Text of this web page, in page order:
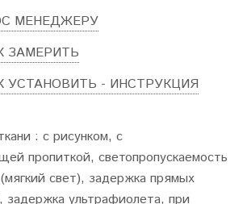
МЕНЕДЖЕРУ
ЗАМЕРИТЬ
УСТАНОВИТЬ - ИНСТРУКЦИЯ
: с рисунком, с
пропиткой, светопропускаемость
свет), задержка прямых
задержка ультрафиолета, при